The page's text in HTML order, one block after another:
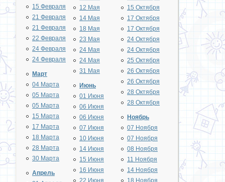
15 Февраля
21 Февраля
21 Февраля
22 Февраля
24 Февраля
24 Февраля
Март
04 Марта
05 Марта
05 Марта
15 Марта
17 Марта
18 Марта
28 Марта
30 Марта
Апрель
12 Мая
14 Мая
18 Мая
23 Мая
24 Мая
24 Мая
31 Мая
Июнь
01 Июня
06 Июня
06 Июня
07 Июня
10 Июня
14 Июня
15 Июня
16 Июня
22 Июня
15 Октября
17 Октября
17 Октября
24 Октября
24 Октября
25 Октября
26 Октября
26 Октября
28 Октября
28 Октября
Ноябрь
07 Ноября
07 Ноября
08 Ноября
11 Ноября
14 Ноября
18 Ноября